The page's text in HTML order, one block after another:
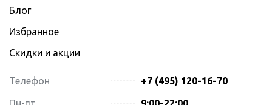
Блог
Избранное
Скидки и акции
Телефон +7 (495) 120-16-70